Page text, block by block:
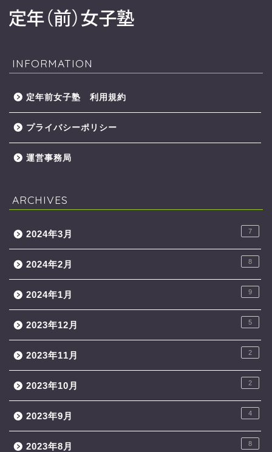
INFORMATION
定年前女子塾 利用規約
プライバシーポリシー
運営事務局
ARCHIVES
2024年3月 7
2024年2月 8
2024年1月 9
2023年12月 5
2023年11月 2
2023年10月 2
2023年9月 4
2023年8月 8